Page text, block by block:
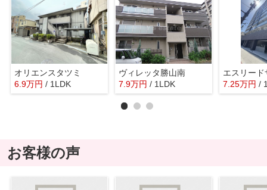
オリエンスタツミ
6.9万円 / 1LDK
ヴィレッタ勝山南
7.9万円 / 1LDK 7.25万円 /
お客様の声